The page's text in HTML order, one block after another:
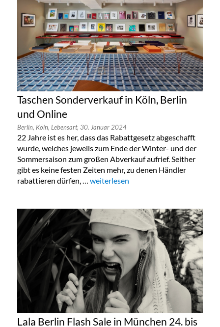
Taschen Sonderverkauf in Köln, Berlin
und Online
Berlin, Köln, Lebensart, 30. Januar 2024
22 Jahre ist es her, dass das Rabattgesetz abgeschafft
wurde, welches jeweils zum Ende der Winter- und der
Sommersaison zum großen Abverkauf aufrief. Seither
gibt es keine festen Zeiten mehr, zu denen Händler
rabattieren dürfen, … „Taschen Sonderverkauf in Köln,
weiterlesen
Lala Berlin Flash Sale in München 24. bis